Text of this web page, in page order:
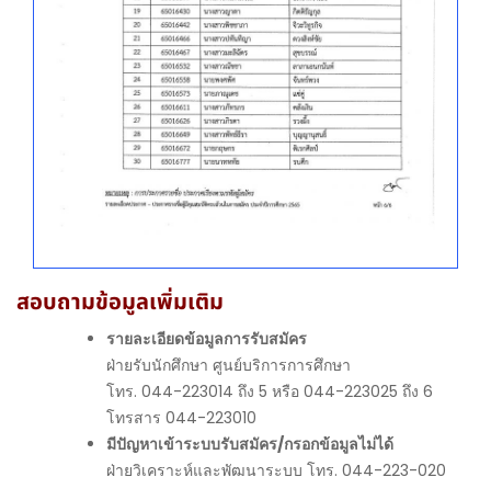
สอบถามข้อมูลเพิ่มเติม
รายละเอียดข้อมูลการรับสมัคร
ฝ่ายรับนักศึกษา ศูนย์บริการการศึกษา
โทร. 044-223014 ถึง 5 หรือ 044-223025 ถึง 6
โทรสาร 044-223010
มีปัญหาเข้าระบบรับสมัคร/กรอกข้อมูลไม่ได้
ฝ่ายวิเคราะห์และพัฒนาระบบ โทร. 044-223-020